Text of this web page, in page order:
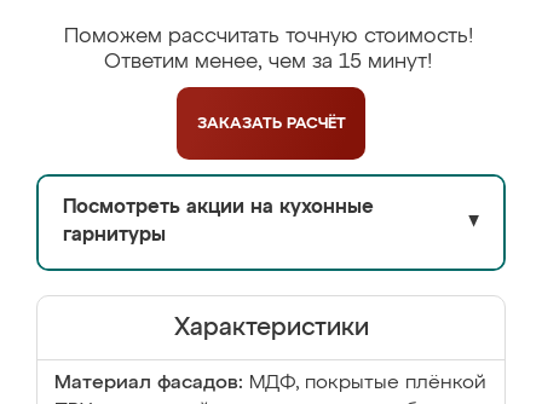
Поможем рассчитать точную стоимость!
Ответим менее, чем за 15 минут!
ЗАКАЗАТЬ РАСЧЁТ
Посмотреть акции на кухонные
гарнитуры
▼
Характеристики
Материал фасадов: МДФ, покрытые плёнкой